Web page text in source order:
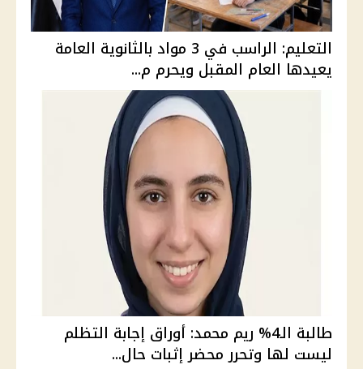
التعليم: الراسب في 3 مواد بالثانوية العامة
يعيدها العام المقبل ويحرم م...
طالبة الـ4% ريم محمد: أوراق إجابة التظلم
ليست لها وتحرر محضر إثبات حال...